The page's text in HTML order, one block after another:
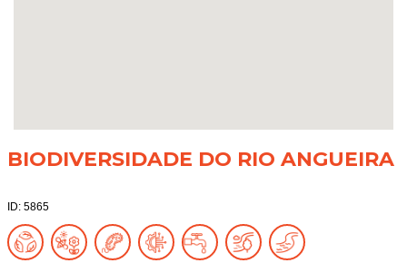
BIODIVERSIDADE DO RIO ANGUEIRA
ID: 5865